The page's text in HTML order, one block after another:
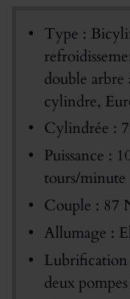
Type :
double arbre
cylindre,
Cylindrée :
Puissance :
tours/minute
Couple : 87
Allumage :
Lubrification
deux